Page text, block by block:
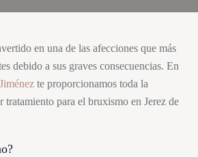
en una de las afecciones que más
debido a sus graves consecuencias. En
te proporcionamos toda la
para el bruxismo en Jerez de
?